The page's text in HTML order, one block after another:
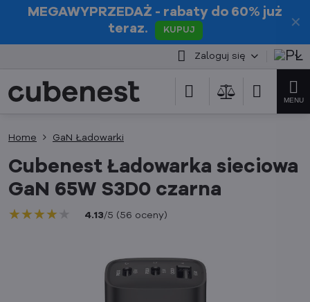
✕
MEGAWYPRZEDAŻ - rabaty do 60% już
teraz.
KUPUJ
Zaloguj się
Home GaN Ładowarki
Cubenest Ładowarka sieciowa
GaN 65W S3D0 czarna
★★★★★
★★★★★
★★★★★ 4.13/5 (56 oceny)